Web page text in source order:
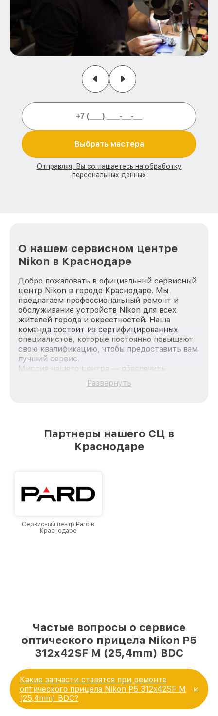
Выбрать мастера
Отправляя, Вы соглашаетесь на обработку
персональных данных
О нашем сервисном центре
Nikon в Краснодаре
Добро пожаловать в официальный сервисный
центр Nikon в городе Краснодаре. Мы
предлагаем профессиональный ремонт и
обслуживание устройств Nikon для всех
жителей города и окрестностей. Наша
команда состоит из сертифицированных
специалистов, которые постоянно повышают
свою квалификацию, чтобы предоставить вам
лучший сервис.
Миссия нашего центра — обеспечить
качественный и доступный ремонт для
каждого пользователя продукции Nikon, вне
лучшим сервисным центром Nikon в городе
Краснодаре, постоянно повышая уровень
Развернуть
Партнеры нашего СЦ в
Краснодаре
Сервисный центр Pard в
Краснодаре
Частые вопросы о сервисе
оптического прицела Nikon P5
312x42SF M (25,4mm) BDC
Какие запчасти ставятся при ремонте
оптического прицела Nikon P5 312x42SF M
(25,4mm) BDC?